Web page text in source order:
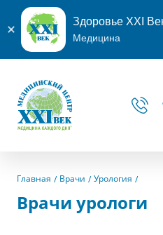
Здоровье XXI
Медицина
Главная Врачи Урология
Врачи урологи